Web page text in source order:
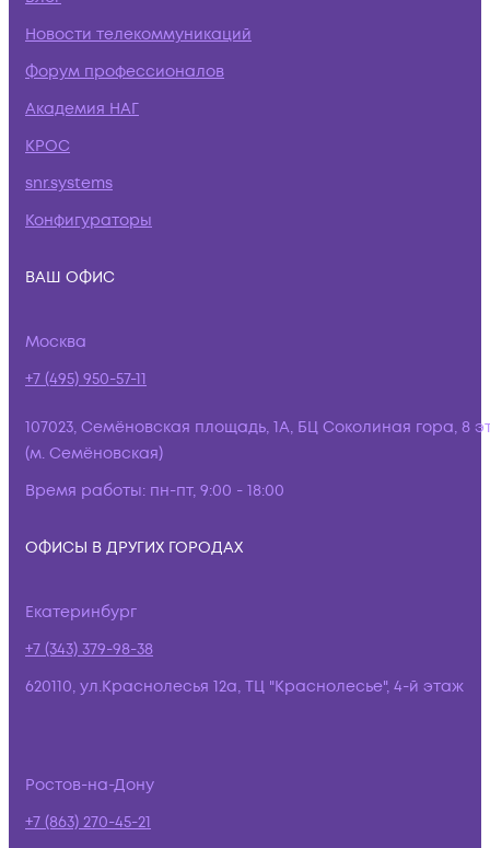
Новости телекоммуникаций
Форум профессионалов
Академия НАГ
КРОС
snr.systems
Конфигураторы
ВАШ ОФИС
Москва
+7 (495) 950-57-11
107023, Семёновская площадь, 1А, БЦ Соколиная гора, 8
(м. Семёновская)
Время работы: пн-пт, 9:00 - 18:00
ОФИСЫ В ДРУГИХ ГОРОДАХ
Екатеринбург
+7 (343) 379-98-38
620110, ул.Краснолесья 12а, ТЦ "Краснолесье", 4-й этаж
Ростов-на-Дону
+7 (863) 270-45-21